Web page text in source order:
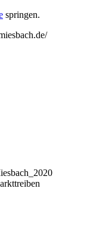
springen.